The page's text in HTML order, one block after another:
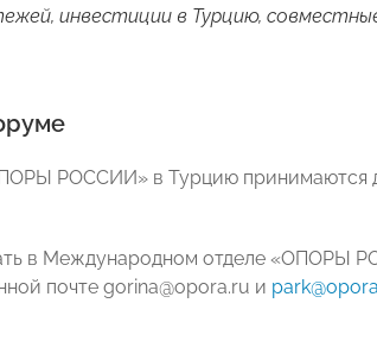
инвестиции в Турцию,
РОССИИ» в Турцию принимаются
в Международном отделе «ОПОРЫ
почте gorina@opora.ru и